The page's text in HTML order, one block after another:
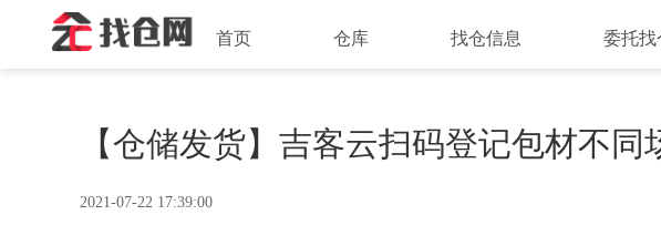
首页 仓库 找仓信息 委托找
【仓储发货】吉客云扫码登记包材不同
2021-07-22 17:39:00